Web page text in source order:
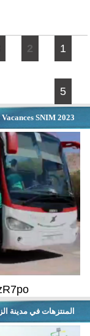
الصفحات
1
2
5
SNIM 2023
المنتزهات في مدينة